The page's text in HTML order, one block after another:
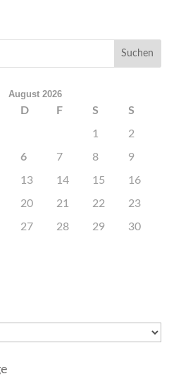
August 2026
D F S S
1 2
6 7 8 9
13 14 15 16
20 21 22 23
27 28 29 30